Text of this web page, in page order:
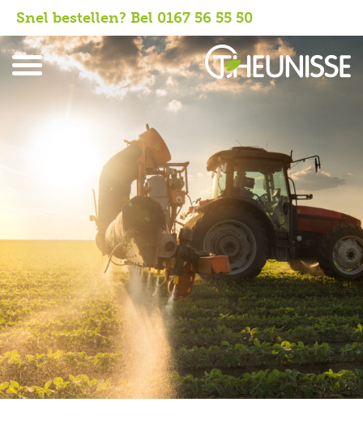
Snel bestellen? Bel 0167 56 55 50